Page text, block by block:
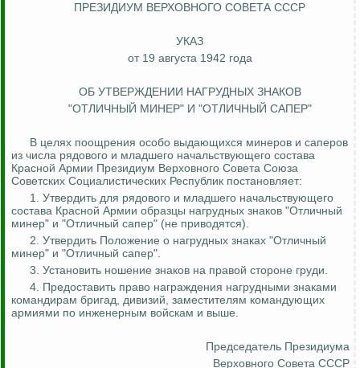
ПРЕЗИДИУМ ВЕРХОВНОГО СОВЕТА СССР
УКАЗ
от 19 августа 1942 года
ОБ УТВЕРЖДЕНИИ НАГРУДНЫХ ЗНАКОВ
"ОТЛИЧНЫЙ МИНЕР" И "ОТЛИЧНЫЙ САПЕР"
В целях поощрения особо выдающихся минеров и саперов
из числа рядового и младшего начальствующего состава
Красной Армии Президиум Верховного Совета Союза
Советских Социалистических Республик постановляет:
1. Утвердить для рядового и младшего начальствующего
состава Красной Армии образцы нагрудных знаков "Отличный
минер" и "Отличный сапер" (не приводятся).
2. Утвердить Положение о нагрудных знаках "Отличный
минер" и "Отличный сапер".
3. Установить ношение знаков на правой стороне груди.
4. Предоставить право награждения нагрудными знаками
командирам бригад, дивизий, заместителям командующих
армиями по инженерным войскам и выше.
Председатель Президиума
Верховного Совета СССР